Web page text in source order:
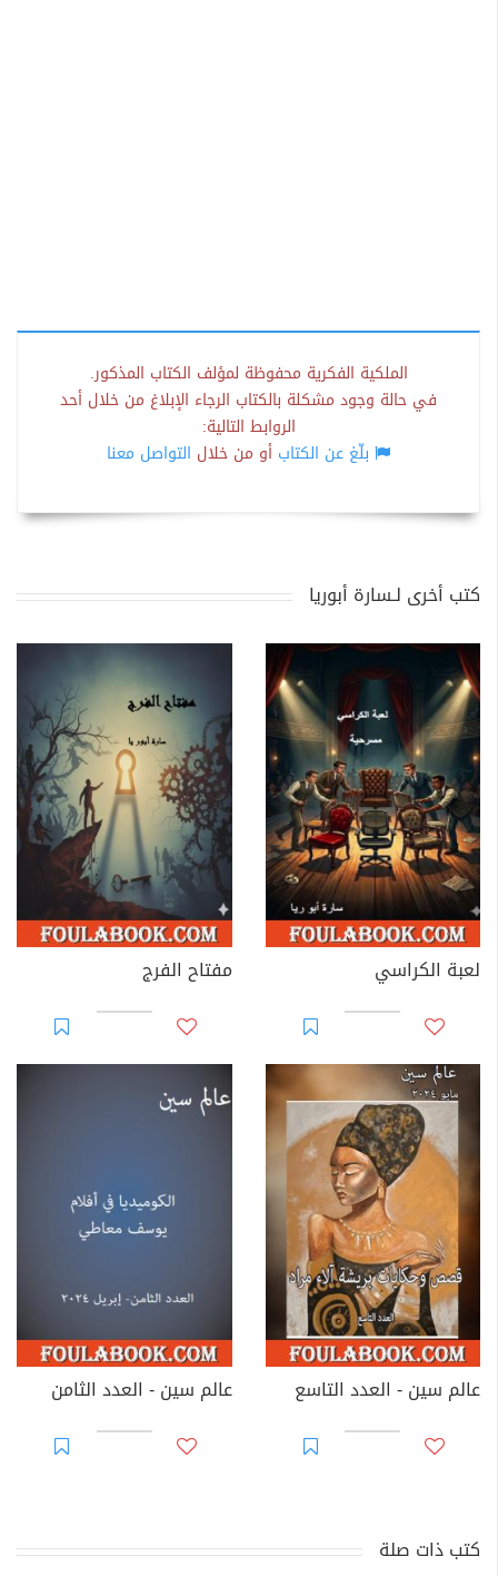
الملكية الفكرية محفوظة لمؤلف الكتاب المذكور.
في حالة وجود مشكلة بالكتاب الرجاء الإبلاغ من خلال أحد
الروابط التالية:
بلّغ عن الكتاب أو من خلال التواصل معنا
كتب أخرى لـسارة أبوريا
لعبة الكراسي مفتاح الفرج
عالم سين - العدد التاسع عالم سين - العدد الثامن
كتب ذات صلة